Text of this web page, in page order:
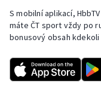
Rychlostní
Sportovní střelba
S mobilní aplikací,
máte ČT sport vždy po
bonusový obsah kdekoli